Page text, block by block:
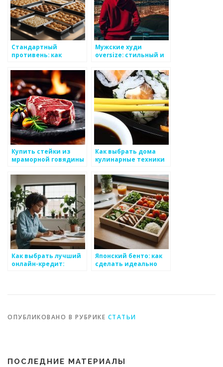
Стандартный
противень: как
размер для духовки
Мужские худи
oversize: стильный и
сезона
Купить стейки из
мраморной говядины
Steaki.ru
Как выбрать дома
кулинарные техники
Как выбрать лучший
онлайн-кредит:
Японский бенто: как
сделать идеально
ОПУБЛИКОВАНО В РУБРИКЕ СТАТЬИ
ПОСЛЕДНИЕ МАТЕРИАЛЫ